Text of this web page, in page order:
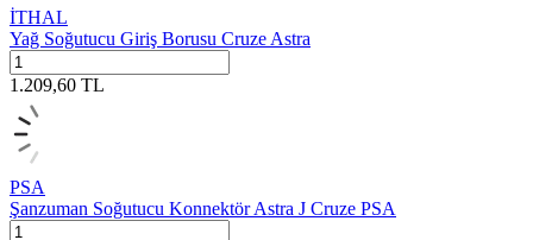
İTHAL
Yağ Soğutucu Giriş Borusu Cruze Astra
1.209,60 TL
PSA
Şanzuman Soğutucu Konnektör Astra J Cruze PSA